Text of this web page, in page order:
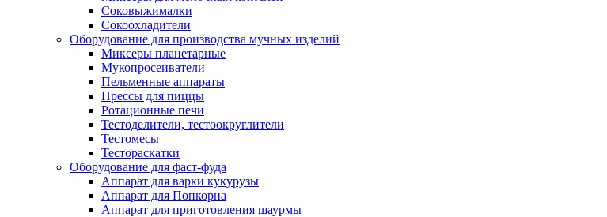
Соковыжималки
Сокоохладители
Оборудование для производства мучных изделий
Миксеры планетарные
Мукопросеиватели
Пельменные аппараты
Прессы для пиццы
Ротационные печи
Тестоделители, тестоокруглители
Тестомесы
Тестораскатки
Оборудование для фаст-фуда
Аппарат для варки кукурузы
Аппарат для Попкорна
Аппарат для приготовления шаурмы